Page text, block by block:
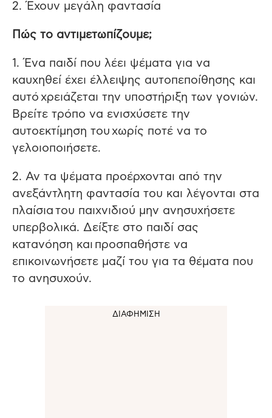
2. Έχουν μεγάλη φαντασία
Πώς το αντιμετωπίζουμε;
1. Ένα παιδί που λέει ψέματα για να
καυχηθεί έχει έλλειψης αυτοπεποίθησης και
αυτό χρειάζεται την υποστήριξη των γονιών.
Βρείτε τρόπο να ενισχύσετε την
αυτοεκτίμηση του χωρίς ποτέ να το
γελοιοποιήσετε.
2. Αν τα ψέματα προέρχονται από την
ανεξάντλητη φαντασία του και λέγονται στα
πλαίσια του παιχνιδιού μην ανησυχήσετε
υπερβολικά. Δείξτε στο παιδί σας
κατανόηση και προσπαθήστε να
επικοινωνήσετε μαζί του για τα θέματα που
το ανησυχούν.